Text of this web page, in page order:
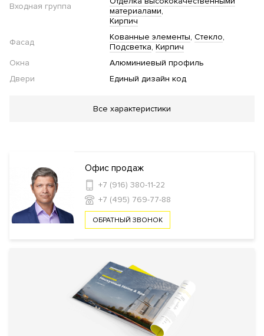
Входная группа
материалами
Кирпич
Фасад Кованные элементы Стекло
Подсветка Кирпич
Окна
Алюминиевый профиль
Двери
Единый дизайн код
Инфраструктура в доме
Салон красоты Детская игровая комната
клуб
Консьерж
сервис
Ресторан Кафе Кондитерская
КПП Профессиональная охрана
Консьерж служба
Видеонаблюдение
Огороженная и охраняемая
Все характеристики
Офис продаж
+7 (916) 380-11-22
+7 (495) 769-77-88
ОБРАТНЫЙ ЗВОНОК